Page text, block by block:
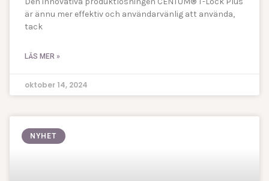
är ännu mer effektiv och användarvänlig att använda,
tack
LÄS MER »
oktober 14, 2024
NYHET